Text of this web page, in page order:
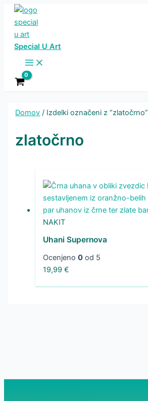
Skip
content
Special U Art
Main
Menu
Domov / Izdelki označeni z “zlatočrno”
zlatočrno
NAKIT
Uhani Supernova
Ocenjeno0 od 5
19,99€